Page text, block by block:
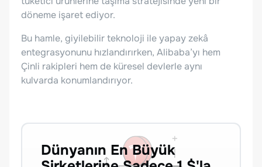
döneme işaret ediyor.
Bu hamle, giyilebilir teknoloji ile yapay zekâ
entegrasyonunu hızlandırırken, Alibaba’yı hem
Çinli rakipleri hem de küresel devlerle aynı
kulvarda konumlandırıyor.
Dünyanın En Büyük